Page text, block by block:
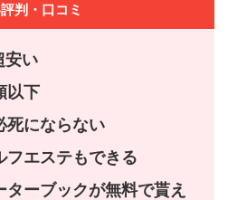
判・口コミ
安い
以下
死にならない
フエステもできる
ーブックが無料で貰え